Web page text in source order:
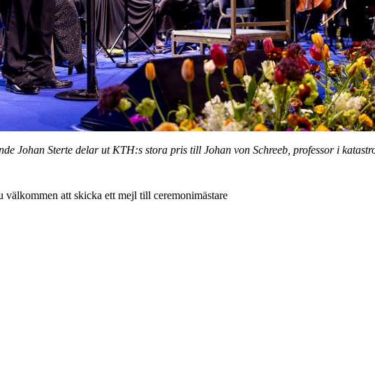
Johan Sterte delar ut KTH:s stora pris till Johan von Schreeb, professor i
att skicka ett mejl till ceremonimästare